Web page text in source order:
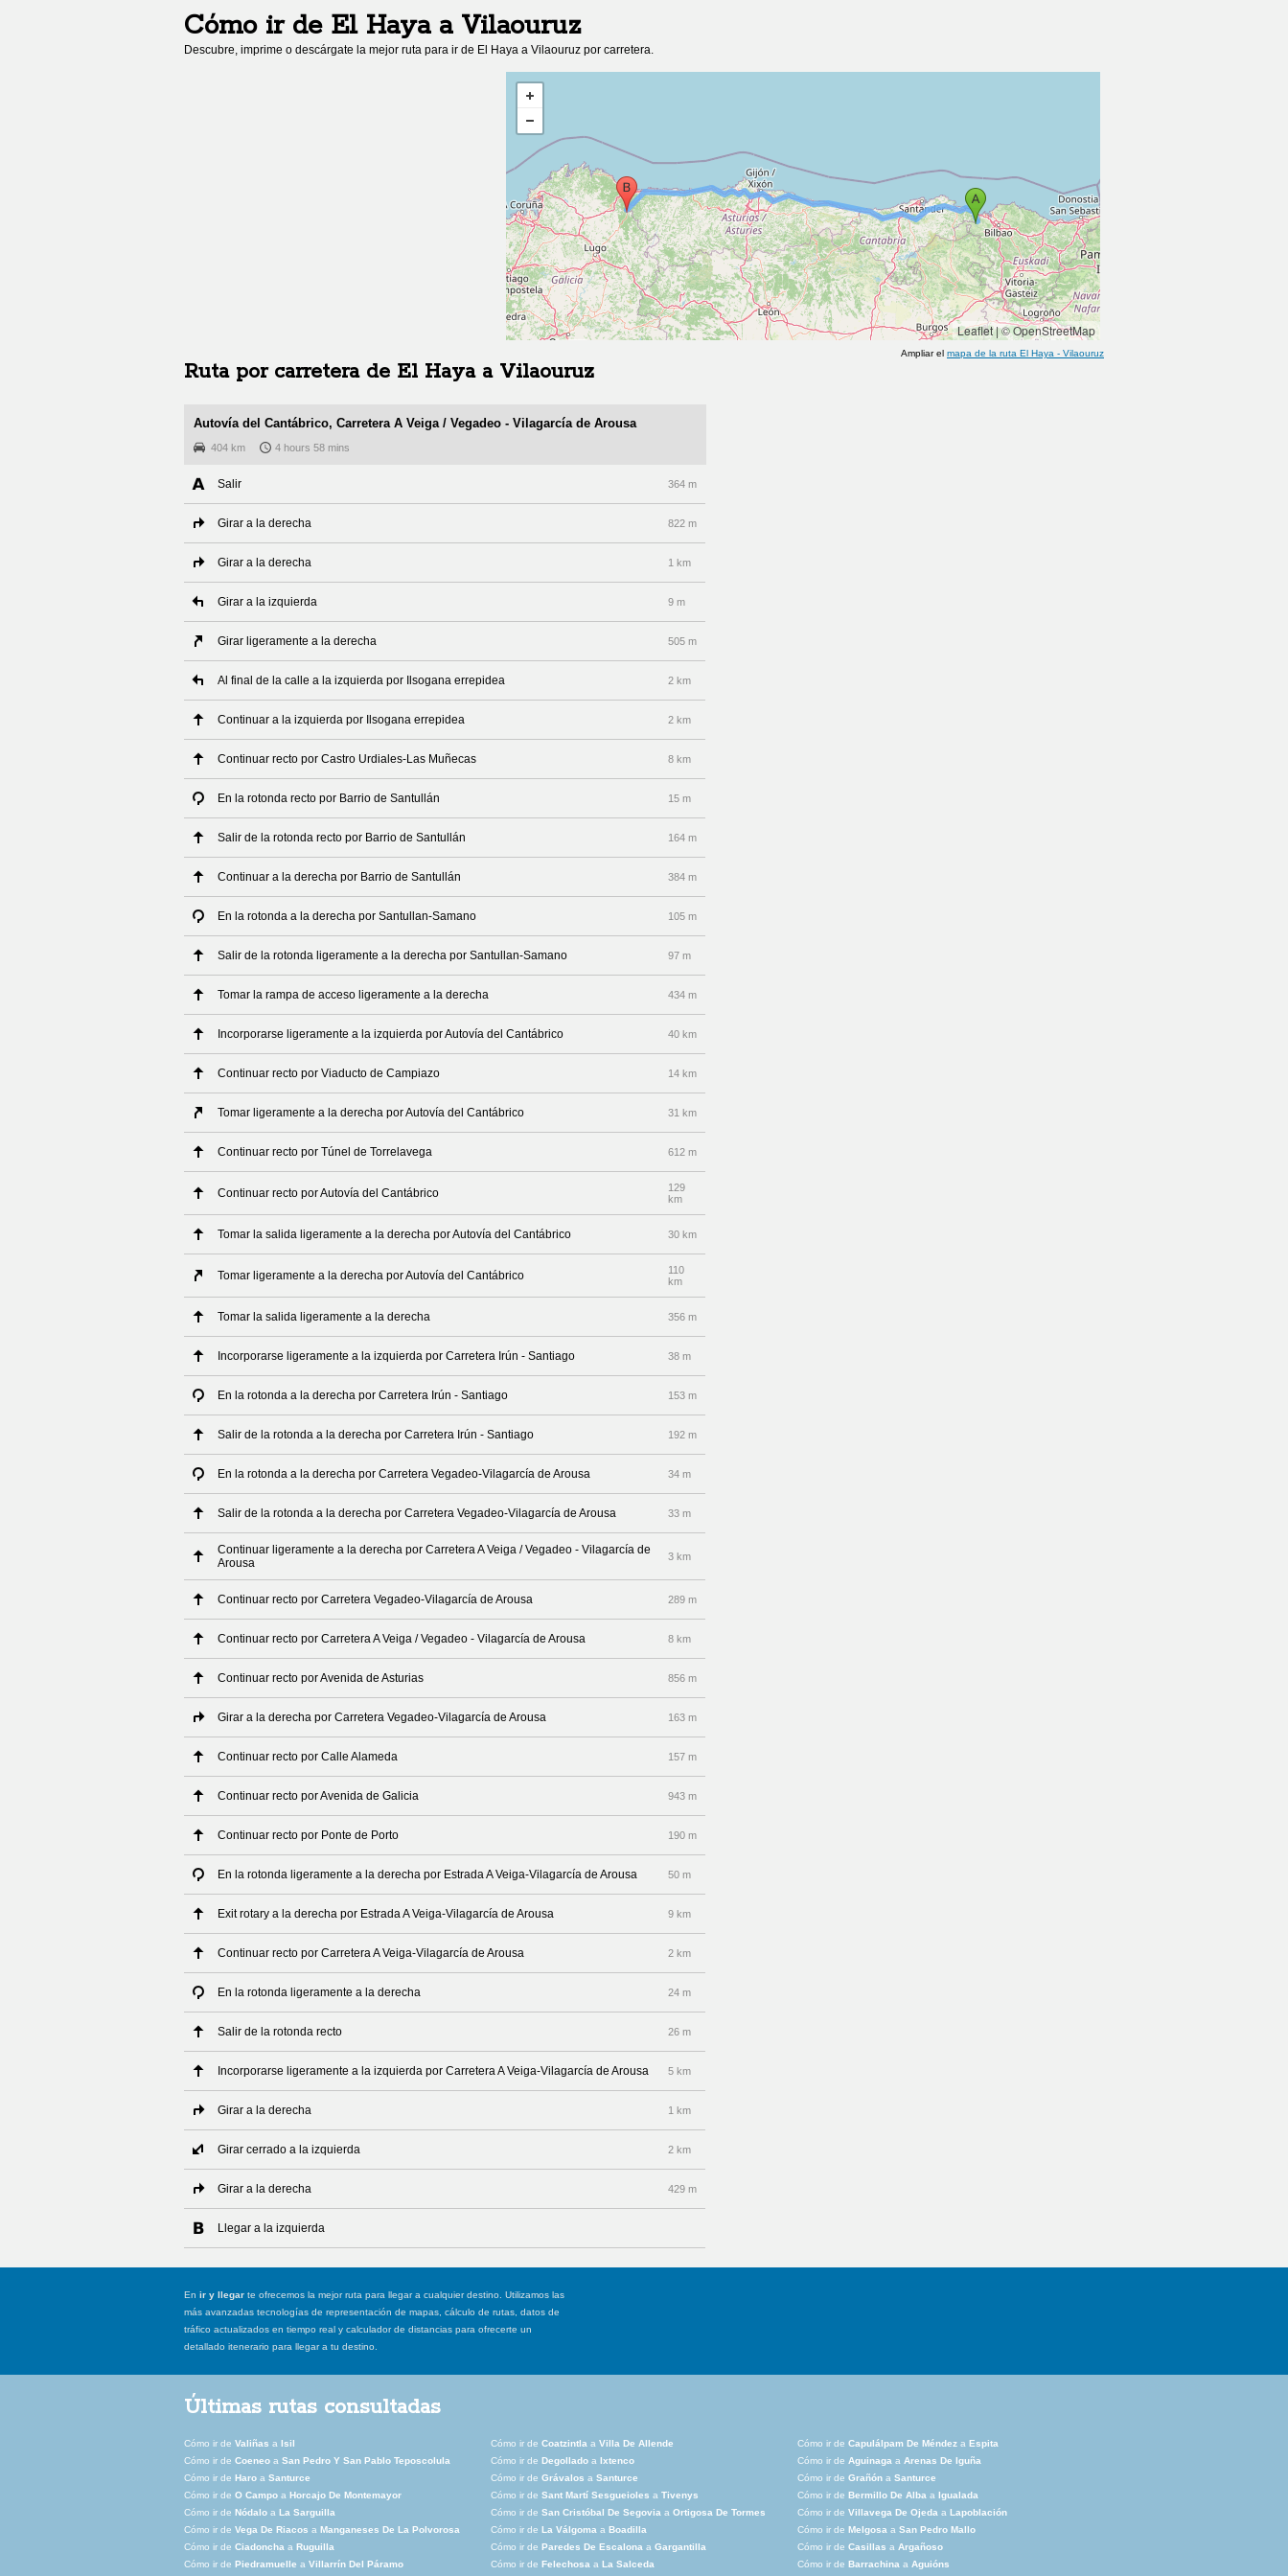
Cómo ir de El Hayaa Vilaouruz
Descubre, imprime o descárgate la mejor ruta para ir de El Haya a Vilaouruz por carretera.
Leaflet|© OpenStreetMap
Ampliar el mapa de la ruta El Haya - Vilaouruz
Ruta por carretera de El Hayaa Vilaouruz
Autovía del Cantábrico, Carretera A Veiga / Vegadeo - Vilagarcía de Arousa
404 km 4 hours 58 mins
Salir 364 m
Girar a la derecha 822 m
Girar a la derecha 1 km
Girar a la izquierda 9 m
Girar ligeramente a la derecha 505 m
Al final de la calle a la izquierda por Ilsogana errepidea 2 km
Continuar a la izquierda por Ilsogana errepidea 2 km
Continuar recto por Castro Urdiales-Las Muñecas 8 km
En la rotonda recto por Barrio de Santullán 15 m
Salir de la rotonda recto por Barrio de Santullán 164 m
Continuar a la derecha por Barrio de Santullán 384 m
En la rotonda a la derecha por Santullan-Samano 105 m
Salir de la rotonda ligeramente a la derecha por Santullan-Samano 97 m
Tomar la rampa de acceso ligeramente a la derecha 434 m
Incorporarse ligeramente a la izquierda por Autovía del Cantábrico 40 km
Continuar recto por Viaducto de Campiazo 14 km
Tomar ligeramente a la derecha por Autovía del Cantábrico 31 km
Continuar recto por Túnel de Torrelavega 612 m
Continuar recto por Autovía del Cantábrico
129
km
Tomar la salida ligeramente a la derecha por Autovía del Cantábrico 30 km
Tomar ligeramente a la derecha por Autovía del Cantábrico
110
km
Tomar la salida ligeramente a la derecha 356 m
Incorporarse ligeramente a la izquierda por Carretera Irún - Santiago 38 m
En la rotonda a la derecha por Carretera Irún - Santiago 153 m
Salir de la rotonda a la derecha por Carretera Irún - Santiago 192 m
En la rotonda a la derecha por Carretera Vegadeo-Vilagarcía de Arousa 34 m
Salir de la rotonda a la derecha por Carretera Vegadeo-Vilagarcía de Arousa 33 m
Continuar ligeramente a la derecha por Carretera A Veiga / Vegadeo - Vilagarcía de
Arousa
3 km
Continuar recto por Carretera Vegadeo-Vilagarcía de Arousa 289 m
Continuar recto por Carretera A Veiga / Vegadeo - Vilagarcía de Arousa 8 km
Continuar recto por Avenida de Asturias 856 m
Girar a la derecha por Carretera Vegadeo-Vilagarcía de Arousa 163 m
Continuar recto por Calle Alameda 157 m
Continuar recto por Avenida de Galicia 943 m
Continuar recto por Ponte de Porto 190 m
En la rotonda ligeramente a la derecha por Estrada A Veiga-Vilagarcía de Arousa 50 m
Exit rotary a la derecha por Estrada A Veiga-Vilagarcía de Arousa 9 km
Continuar recto por Carretera A Veiga-Vilagarcía de Arousa 2 km
En la rotonda ligeramente a la derecha 24 m
Salir de la rotonda recto 26 m
Incorporarse ligeramente a la izquierda por Carretera A Veiga-Vilagarcía de Arousa 5 km
Girar a la derecha 1 km
Girar cerrado a la izquierda 2 km
Girar a la derecha 429 m
Llegar a la izquierda
En ir y llegar te ofrecemos la mejor ruta para llegar a cualquier destino. Utilizamos las
más avanzadas tecnologías de representación de mapas, cálculo de rutas, datos de
tráfico actualizados en tiempo real y calculador de distancias para ofrecerte un
detallado itenerario para llegar a tu destino.
Últimas rutas consultadas
Cómo ir de Valiñas a Isil Cómo ir de Coatzintla a Villa De Allende Cómo ir de Capulálpam De Méndez a Espita
Cómo ir de Coeneo a San Pedro Y San Pablo Teposcolula Cómo ir de Degollado a Ixtenco Cómo ir de Aguinaga a Arenas De Iguña
Cómo ir de Haro a Santurce Cómo ir de Grávalos a Santurce Cómo ir de Grañón a Santurce
Cómo ir de O Campo a Horcajo De Montemayor Cómo ir de Sant Martí Sesgueioles a Tivenys Cómo ir de Bermillo De Alba a Igualada
Cómo ir de Nódalo a La Sarguilla Cómo ir de San Cristóbal De Segovia a Ortigosa De Tormes Cómo ir de Villavega De Ojeda a Lapoblación
Cómo ir de Vega De Riacos a Manganeses De La Polvorosa Cómo ir de La Válgoma a Boadilla Cómo ir de Melgosa a San Pedro Mallo
Cómo ir de Ciadoncha a Ruguilla Cómo ir de Paredes De Escalona a Gargantilla Cómo ir de Casillas a Argañoso
Cómo ir de Piedramuelle a Villarrín Del Páramo Cómo ir de Felechosa a La Salceda Cómo ir de Barrachina a Aguións